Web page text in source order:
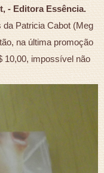
- Editora Essência.
Patricia Cabot (Meg
na última promoção
10,00, impossível não